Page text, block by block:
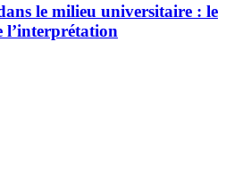
le milieu universitaire : le
l’interprétation